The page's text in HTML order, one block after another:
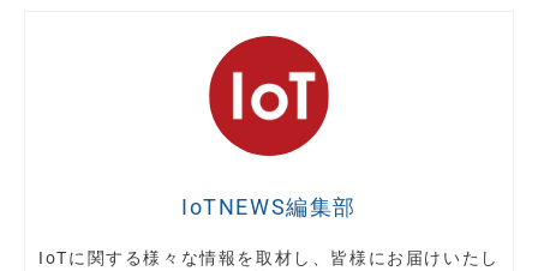
IoTNEWS編集部
IoTに関する様々な情報を取材し、皆様にお届けいたし